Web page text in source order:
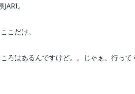
。
こだけ。
ろはあるんですけど。。じゃぁ。行って